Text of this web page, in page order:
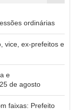
ordinárias
vice, ex-prefeitos e
e
de agosto
faixas: Prefeito